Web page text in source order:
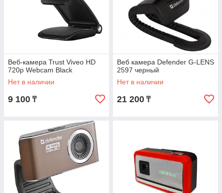
Веб-камера Trust Viveo HD
720p Webcam Black
Нет в наличии
9 100 ₸
Веб камера Defender G-LENS
2597 черный
Нет в наличии
21 200 ₸